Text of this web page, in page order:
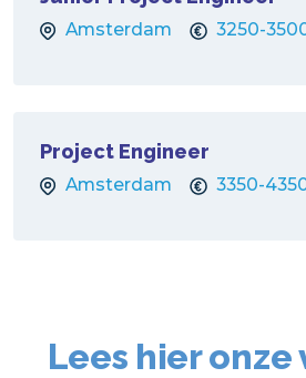
Amsterdam 3250-
Project Engineer
Amsterdam 3350-
Lees hier onze